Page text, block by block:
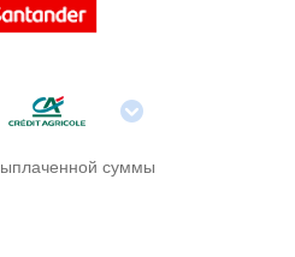
суммы